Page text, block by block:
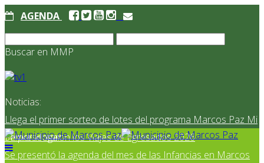
AGENDA
Buscar en MMP
Noticias:
Llega el primer sorteo de lotes del programa Marcos Paz Mi
Primer Hogar
Se presentaron los Viajes de Egresados 2026
Se presentó la agenda del mes de las Infancias en Marcos